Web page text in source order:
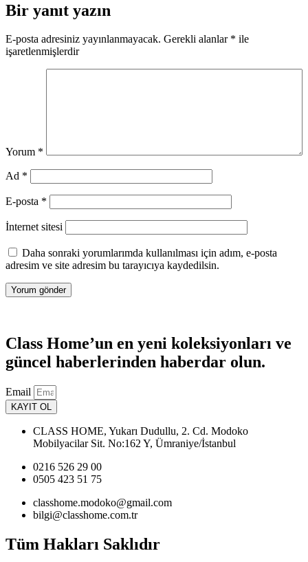
Bir yanıt yazın
E-posta adresiniz yayınlanmayacak. Gerekli alanlar * ile
işaretlenmişlerdir
Yorum *
Ad *
E-posta *
İnternet sitesi
Daha sonraki yorumlarımda kullanılması için adım, e-posta
adresim ve site adresim bu tarayıcıya kaydedilsin.
Class Home’un en yeni koleksiyonları ve
güncel haberlerinden haberdar olun.
Email
KAYIT OL
CLASS HOME, Yukarı Dudullu, 2. Cd. Modoko
Mobilyacilar Sit. No:162 Y, Ümraniye/İstanbul
0216 526 29 00
0505 423 51 75
classhome.modoko@gmail.com
bilgi@classhome.com.tr
Tüm Hakları Saklıdır